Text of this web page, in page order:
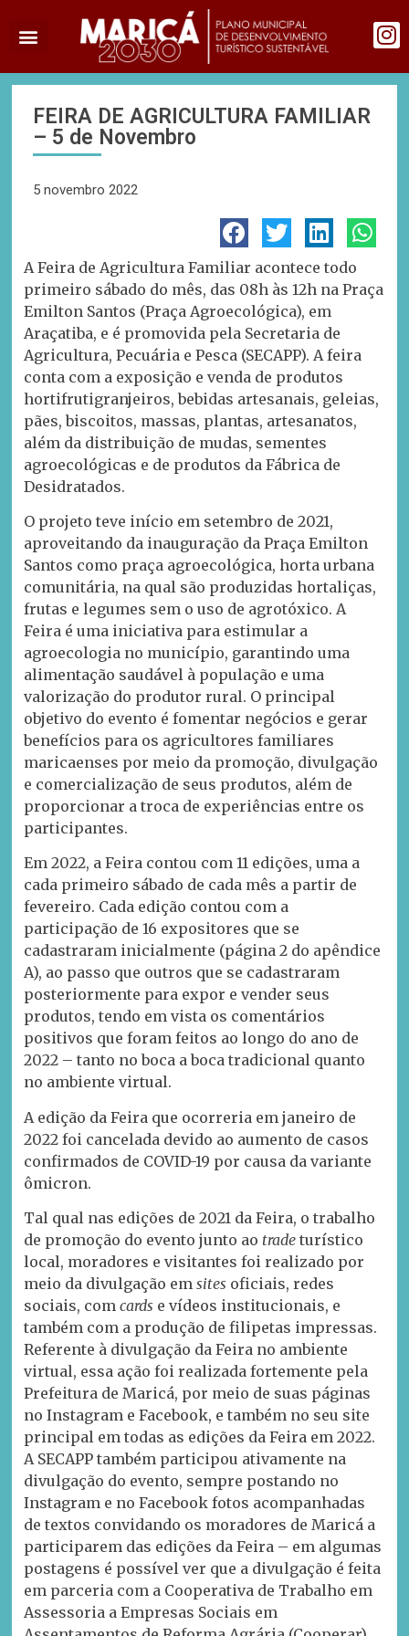
FEIRA DE AGRICULTURA FAMILIAR
– 5 de Novembro
5 novembro 2022
A Feira de Agricultura Familiar acontece todo
primeiro sábado do mês, das 08h às 12h na Praça
Emilton Santos (Praça Agroecológica), em
Araçatiba, e é promovida pela Secretaria de
Agricultura, Pecuária e Pesca (SECAPP). A feira
conta com a exposição e venda de produtos
hortifrutigranjeiros, bebidas artesanais, geleias,
pães, biscoitos, massas, plantas, artesanatos,
além da distribuição de mudas, sementes
agroecológicas e de produtos da Fábrica de
Desidratados.
O projeto teve início em setembro de 2021,
aproveitando da inauguração da Praça Emilton
Santos como praça agroecológica, horta urbana
comunitária, na qual são produzidas hortaliças,
frutas e legumes sem o uso de agrotóxico. A
Feira é uma iniciativa para estimular a
agroecologia no município, garantindo uma
alimentação saudável à população e uma
valorização do produtor rural. O principal
objetivo do evento é fomentar negócios e gerar
benefícios para os agricultores familiares
maricaenses por meio da promoção, divulgação
e comercialização de seus produtos, além de
proporcionar a troca de experiências entre os
participantes.
Em 2022, a Feira contou com 11 edições, uma a
cada primeiro sábado de cada mês a partir de
fevereiro. Cada edição contou com a
participação de 16 expositores que se
cadastraram inicialmente (página 2 do apêndice
A), ao passo que outros que se cadastraram
posteriormente para expor e vender seus
produtos, tendo em vista os comentários
positivos que foram feitos ao longo do ano de
2022 – tanto no boca a boca tradicional quanto
no ambiente virtual.
A edição da Feira que ocorreria em janeiro de
2022 foi cancelada devido ao aumento de casos
confirmados de COVID-19 por causa da variante
ômicron.
Tal qual nas edições de 2021 da Feira, o trabalho
de promoção do evento junto ao trade turístico
local, moradores e visitantes foi realizado por
meio da divulgação emsites oficiais, redes
sociais, comcards e vídeos institucionais, e
também com a produção de filipetas impressas.
Referente à divulgação da Feira no ambiente
virtual, essa ação foi realizada fortemente pela
Prefeitura de Maricá, por meio de suas páginas
no Instagram e Facebook, e também no seu site
principal em todas as edições da Feira em 2022.
A SECAPP também participou ativamente na
divulgação do evento, sempre postando no
Instagram e no Facebook fotos acompanhadas
de textos convidando os moradores de Maricá a
participarem das edições da Feira – em algumas
postagens é possível ver que a divulgação é feita
em parceria com a Cooperativa de Trabalho em
Assessoria a Empresas Sociais em